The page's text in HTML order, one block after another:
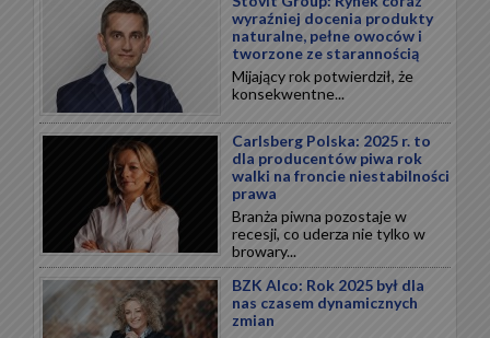
wyraźniej docenia produkty
naturalne, pełne owoców i
tworzone ze starannością
Mijający rok potwierdził, że
konsekwentne...
Carlsberg Polska: 2025 r. to
dla producentów piwa rok
walki na froncie niestabilności
prawa
Branża piwna pozostaje w
recesji, co uderza nie tylko w
browary...
BZK Alco: Rok 2025 był dla
nas czasem dynamicznych
zmian